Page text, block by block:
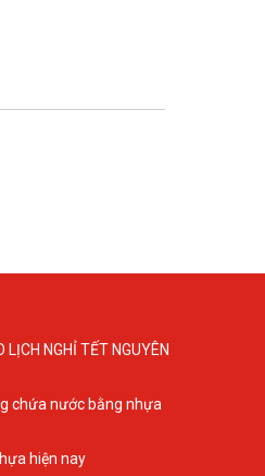
LỊCH NGHỈ TẾT NGUYÊN
chứa nước bằng nhựa
hiện nay